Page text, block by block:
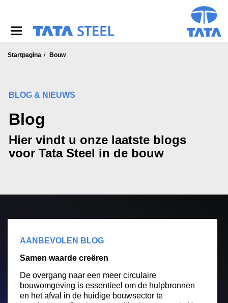
Startpagina Bouw
BLOG & NIEUWS
Blog
Hier vindt u onze laatste blogs
voor Tata Steel in de bouw
AANBEVOLEN BLOG
Samen waarde creëren
De overgang naar een meer circulaire
bouwomgeving is essentieel om de hulpbronnen
en het afval in de huidige bouwsector te